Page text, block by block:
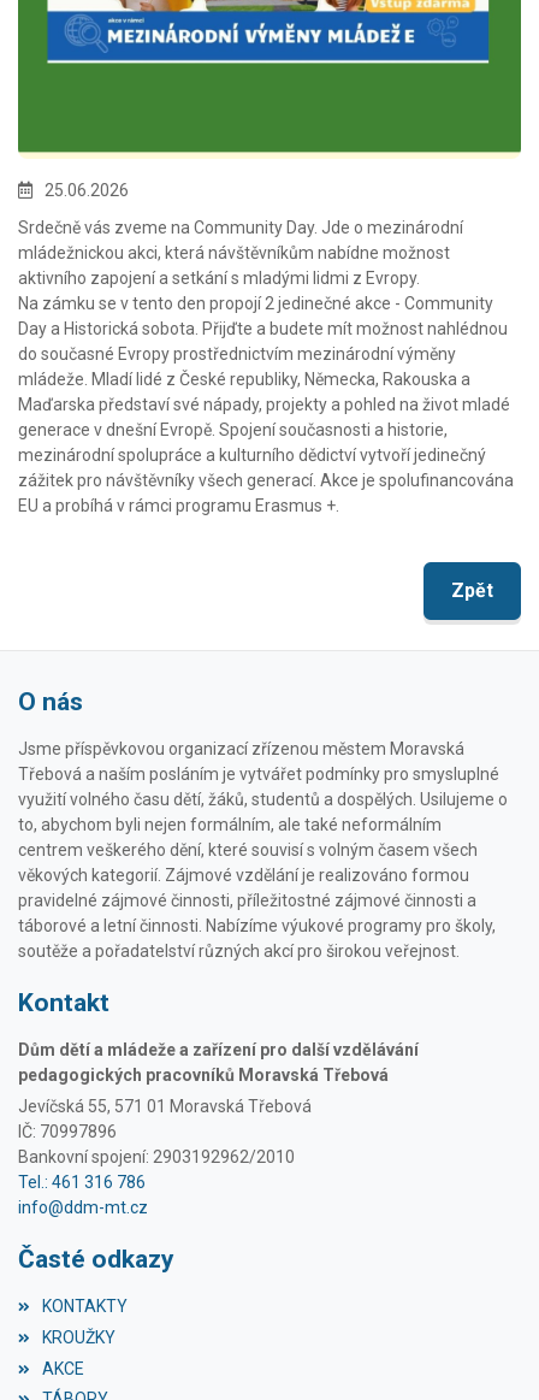
25.06.2026
Srdečně vás zveme na Community Day. Jde o mezinárodní
mládežnickou akci, která návštěvníkům nabídne možnost
aktivního zapojení a setkání s mladými lidmi z Evropy.
Na zámku se v tento den propojí 2 jedinečné akce - Community
Day a Historická sobota. Přijďte a budete mít možnost nahlédnou
do současné Evropy prostřednictvím mezinárodní výměny
mládeže. Mladí lidé z České republiky, Německa, Rakouska a
Maďarska představí své nápady, projekty a pohled na život mladé
generace v dnešní Evropě. Spojení současnosti a historie,
mezinárodní spolupráce a kulturního dědictví vytvoří jedinečný
zážitek pro návštěvníky všech generací. Akce je spolufinancována
EU a probíhá v rámci programu Erasmus +.
Zpět
O nás
Jsme příspěvkovou organizací zřízenou městem Moravská
Třebová a naším posláním je vytvářet podmínky pro smysluplné
využití volného času dětí, žáků, studentů a dospělých. Usilujeme o
to, abychom byli nejen formálním, ale také neformálním
centrem veškerého dění, které souvisí s volným časem všech
věkových kategorií. Zájmové vzdělání je realizováno formou
pravidelné zájmové činnosti, příležitostné zájmové činnosti a
táborové a letní činnosti. Nabízíme výukové programy pro školy,
soutěže a pořadatelství různých akcí pro širokou veřejnost.
Kontakt
Dům dětí a mládeže a zařízení pro další vzdělávání
pedagogických pracovníků Moravská Třebová
Jevíčská 55, 571 01 Moravská Třebová
IČ: 70997896
Bankovní spojení: 2903192962/2010
Tel.: 461 316 786
info@ddm-mt.cz
Časté odkazy
KONTAKTY
KROUŽKY
AKCE